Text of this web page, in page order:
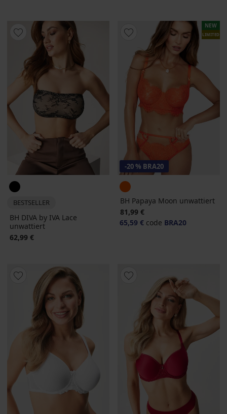
BESTSELLER
BH DIVA by IVA Lace
unwattiert
62,99 €
NEW
LIMITED
-20 % BRA20
BH Papaya Moon unwattiert
81,99 €
65,59 € code BRA20